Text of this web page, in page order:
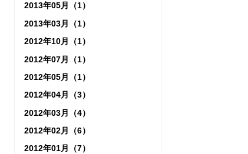
2013年05月（1）
2013年03月（1）
2012年10月（1）
2012年07月（1）
2012年05月（1）
2012年04月（3）
2012年03月（4）
2012年02月（6）
2012年01月（7）